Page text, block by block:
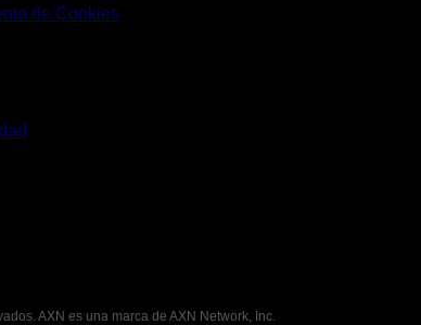
de Cookies
AXN es una marca de AXN Network, Inc.